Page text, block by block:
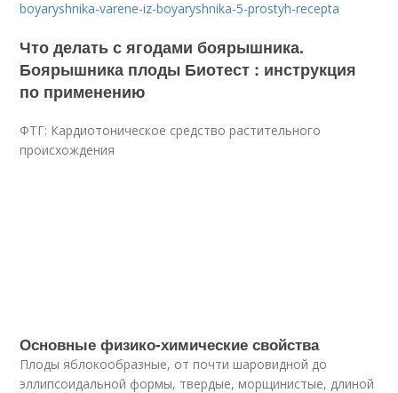
boyaryshnika-varene-iz-boyaryshnika-5-prostyh-recepta
Что делать с ягодами боярышника.
Боярышника плоды Биотест : инструкция
по применению
ФТГ: Кардиотоническое средство растительного
происхождения
Основные физико-химические свойства
Плоды яблокообразные, от почти шаровидной до
эллипсоидальной формы, твердые, морщинистые, длиной